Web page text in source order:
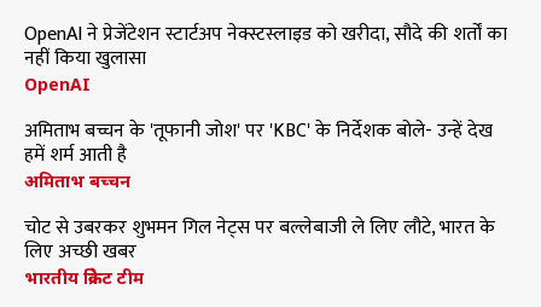
OpenAI ने प्रेजेंटेशन स्टार्टअप नेक्स्टस्लाइड को खरीदा, सौदे की शर्तों का
नहीं किया खुलासा
OpenAI
अमिताभ बच्चन के 'तूफानी जोश' पर 'KBC' के निर्देशक बोले- उन्हें देख
हमें शर्म आती है
अमिताभ बच्चन
चोट से उबरकर शुभमन गिल नेट्स पर बल्लेबाजी ले लिए लौटे, भारत के
लिए अच्छी खबर
भारतीय क्रिकेट टीम